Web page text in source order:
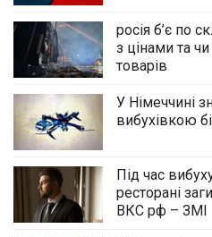
росія б’є по
з цінами та
товарів
У Німеччині
вибухівкою
Під час
ресторані
ВКС рф – ЗМІ